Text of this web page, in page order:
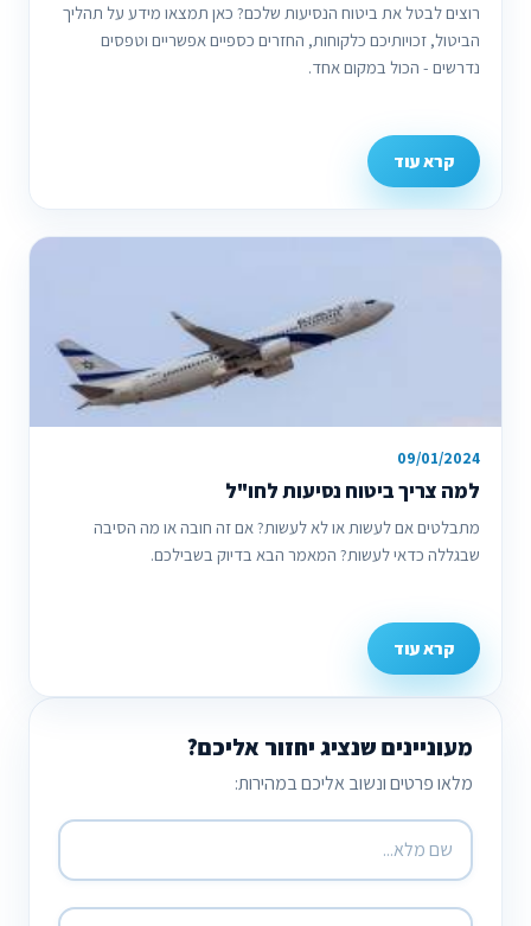
רוצים לבטל את ביטוח הנסיעות שלכם? כאן תמצאו מידע על תהליך
הביטול, זכויותיכם כלקוחות, החזרים כספיים אפשריים וטפסים
נדרשים - הכול במקום אחד.
קרא עוד
09/01/2024
למה צריך ביטוח נסיעות לחו"ל
מתבלטים אם לעשות או לא לעשות? אם זה חובה או מה הסיבה
שבגללה כדאי לעשות? המאמר הבא בדיוק בשבילכם.
קרא עוד
מעוניינים שנציג יחזור אליכם?
מלאו פרטים ונשוב אליכם במהירות: